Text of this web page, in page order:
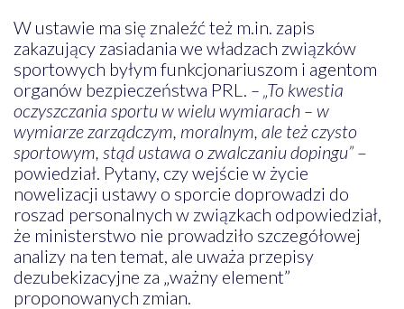
W ustawie ma się znaleźć też m.in. zapis
zakazujący zasiadania we władzach związków
sportowych byłym funkcjonariuszom i agentom
organów bezpieczeństwa PRL. – „To kwestia
oczyszczania sportu w wielu wymiarach – w
wymiarze zarządczym, moralnym, ale też czysto
sportowym, stąd ustawa o zwalczaniu dopingu”–
powiedział. Pytany, czy wejście w życie
nowelizacji ustawy o sporcie doprowadzi do
roszad personalnych w związkach odpowiedział,
że ministerstwo nie prowadziło szczegółowej
analizy na ten temat, ale uważa przepisy
dezubekizacyjne za „ważny element”
proponowanych zmian.